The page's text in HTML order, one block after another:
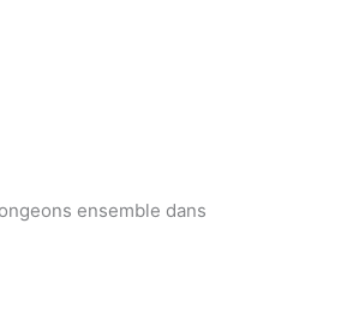
ensemble dans